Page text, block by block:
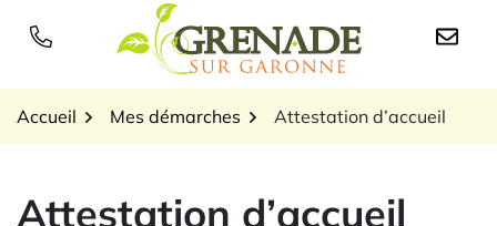
Logo Grenade sur
Accueil Mes démarches Attestation d’accueil
Attestation d’accueil